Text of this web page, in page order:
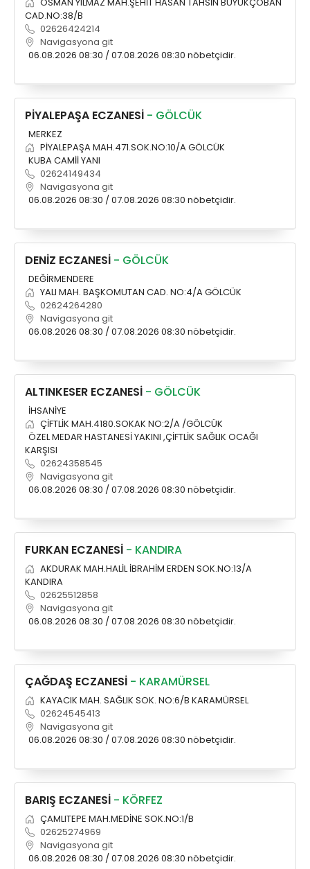
CAD.NO:38/B
02626424214
Navigasyona git
06.08.2026 08:30 / 07.08.2026 08:30 nöbetçidir.
PİYALEPAŞA ECZANESİ - GÖLCÜK
MERKEZ
PİYALEPAŞA MAH.471.SOK.NO:10/A GÖLCÜK
KUBA CAMİİ YANI
02624149434
Navigasyona git
06.08.2026 08:30 / 07.08.2026 08:30 nöbetçidir.
DENİZ ECZANESİ - GÖLCÜK
DEĞİRMENDERE
YALI MAH. BAŞKOMUTAN CAD. NO:4/A GÖLCÜK
02624264280
Navigasyona git
06.08.2026 08:30 / 07.08.2026 08:30 nöbetçidir.
ALTINKESER ECZANESİ - GÖLCÜK
İHSANİYE
ÇİFTLİK MAH.4180.SOKAK NO:2/A /GÖLCÜK
ÖZEL MEDAR HASTANESİ YAKINI ,ÇİFTLİK SAĞLIK OCAĞI
KARŞISI
02624358545
Navigasyona git
06.08.2026 08:30 / 07.08.2026 08:30 nöbetçidir.
FURKAN ECZANESİ - KANDIRA
AKDURAK MAH.HALİL İBRAHİM ERDEN SOK.NO:13/A
KANDIRA
02625512858
Navigasyona git
06.08.2026 08:30 / 07.08.2026 08:30 nöbetçidir.
ÇAĞDAŞ ECZANESİ - KARAMÜRSEL
KAYACIK MAH. SAĞLIK SOK. NO:6/B KARAMÜRSEL
02624545413
Navigasyona git
06.08.2026 08:30 / 07.08.2026 08:30 nöbetçidir.
BARIŞ ECZANESİ - KÖRFEZ
ÇAMLITEPE MAH.MEDİNE SOK.NO:1/B
02625274969
Navigasyona git
06.08.2026 08:30 / 07.08.2026 08:30 nöbetçidir.